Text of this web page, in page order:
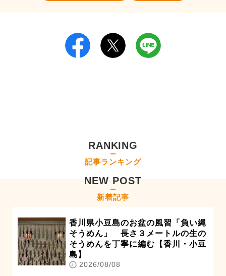
RANKING
記事ランキング
NEW POST
新着記事
香川県小豆島のお盆の風習「負い縄
そうめん」 長さ３メートルの生の
そうめんを丁寧に編む【香川・小豆
島】
2026/08/08